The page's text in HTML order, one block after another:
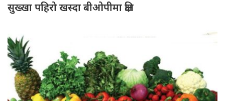
सुख्खा पहिरो खस्दा बीओपीमा क्षति